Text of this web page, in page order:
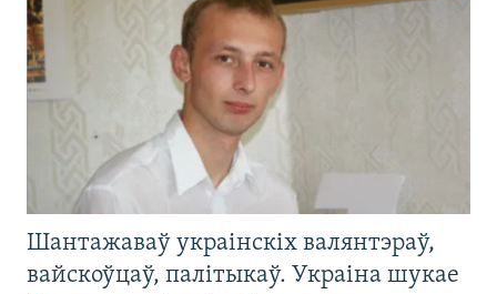
Шантажаваў украінскіх валянтэраў,
вайскоўцаў, палітыкаў. Украіна шукае